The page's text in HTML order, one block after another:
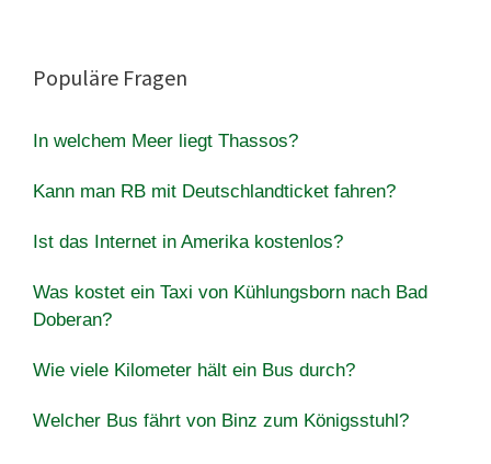
Populäre Fragen
In welchem Meer liegt Thassos?
Kann man RB mit Deutschlandticket fahren?
Ist das Internet in Amerika kostenlos?
Was kostet ein Taxi von Kühlungsborn nach Bad
Doberan?
Wie viele Kilometer hält ein Bus durch?
Welcher Bus fährt von Binz zum Königsstuhl?